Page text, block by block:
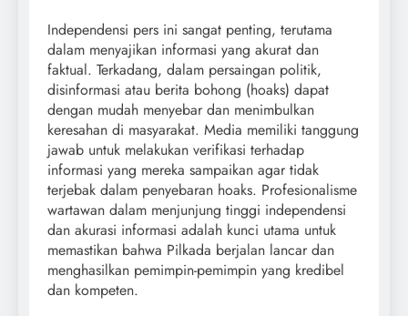
Independensi pers ini sangat penting, terutama
dalam menyajikan informasi yang akurat dan
faktual. Terkadang, dalam persaingan politik,
disinformasi atau berita bohong (hoaks) dapat
dengan mudah menyebar dan menimbulkan
keresahan di masyarakat. Media memiliki tanggung
jawab untuk melakukan verifikasi terhadap
informasi yang mereka sampaikan agar tidak
terjebak dalam penyebaran hoaks. Profesionalisme
wartawan dalam menjunjung tinggi independensi
dan akurasi informasi adalah kunci utama untuk
memastikan bahwa Pilkada berjalan lancar dan
menghasilkan pemimpin-pemimpin yang kredibel
dan kompeten.